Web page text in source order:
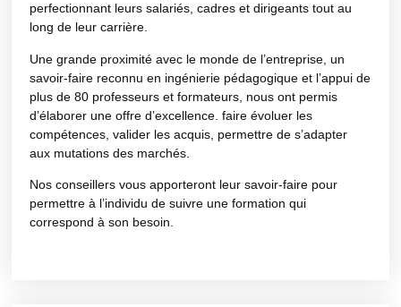
perfectionnant leurs salariés, cadres et dirigeants tout au
long de leur carrière.
Une grande proximité avec le monde de l’entreprise , un
savoir-faire reconnu en ingénierie pédagogique et l’appui de
plus de 80 professeurs et formateurs , nous ont permis
d’élaborer une offre d’excellence. faire évoluer les
compétences, valider les acquis, permettre des’adapter
aux mutations des marchés
Nos conseillers vous apporteront leursavoir-faire pour
permettre à l’individu de suivre une formation qui
correspond à son besoin.